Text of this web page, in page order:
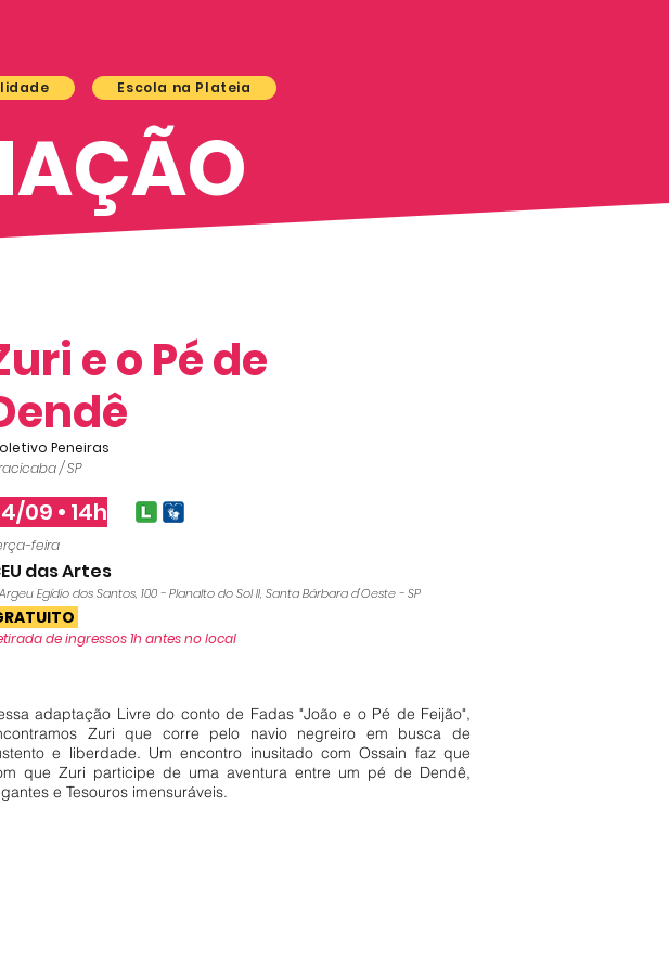
Escola na Plateia
e o Pé de
Peneiras
/ SP
09 • 14h
das Artes
Argeu Egídio dos Santos, 100 - Planalto do Sol II, Santa Bárbara d'Oeste - SP
feira
de ingressos 1h antes no local
adaptação Livre do conto de Fadas "João e o Pé de Feijão",
Zuri que corre pelo navio negreiro em busca de
e liberdade. Um encontro inusitado com Ossain faz que
que Zuri participe de uma aventura entre um pé de Dendê,
e Tesouros imensuráveis.